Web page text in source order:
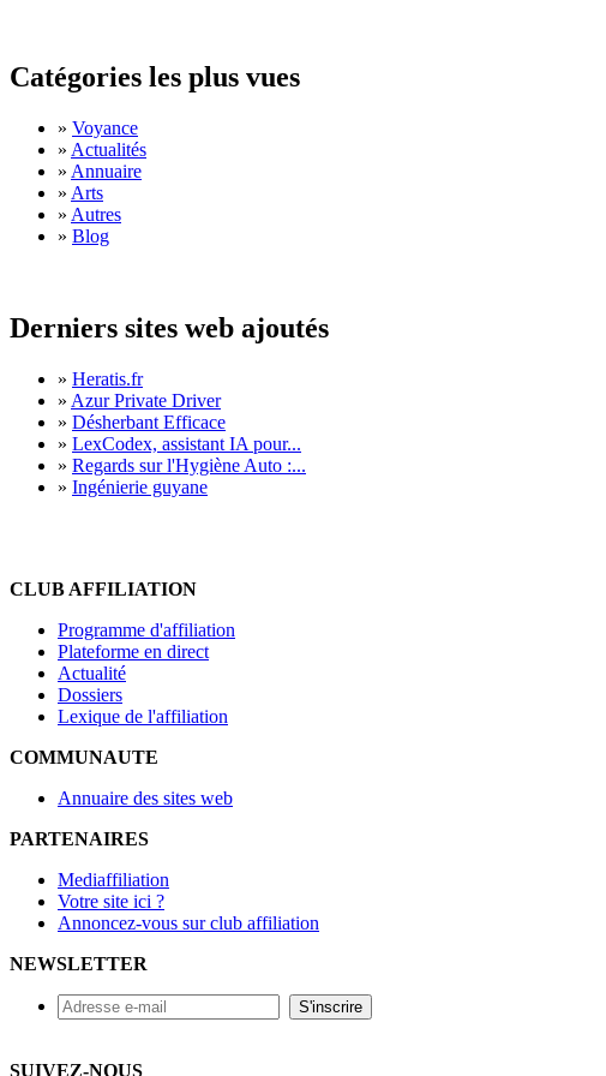
Catégories les plus vues
» Voyance
» Actualités
» Annuaire
» Arts
» Autres
» Blog
Derniers sites web ajoutés
» Heratis.fr
» Azur Private Driver
» Désherbant Efficace
» LexCodex, assistant IA pour...
» Regards sur l'Hygiène Auto :...
» Ingénierie guyane
CLUB AFFILIATION
Programme d'affiliation
Plateforme en direct
Actualité
Dossiers
Lexique de l'affiliation
COMMUNAUTE
Annuaire des sites web
PARTENAIRES
Mediaffiliation
Votre site ici ?
Annoncez-vous sur club affiliation
NEWSLETTER
SUIVEZ-NOUS